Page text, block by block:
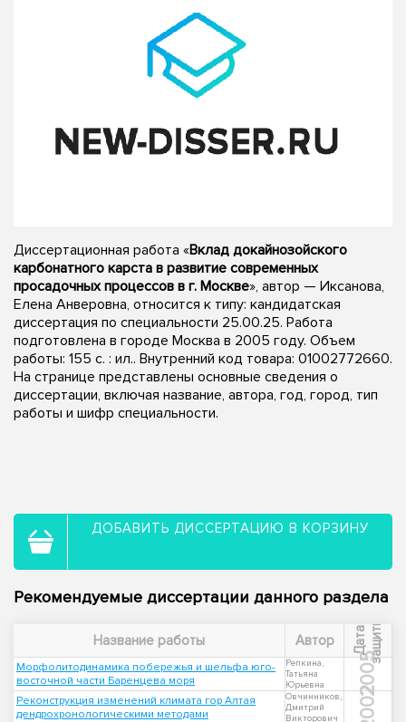
Диссертационная работа «Вклад докайнозойского
карбонатного карста в развитие современных
просадочных процессов в г. Москве», автор — Иксанова,
Елена Анверовна, относится к типу: кандидатская
диссертация по специальности 25.00.25. Работа
подготовлена в городе Москва в 2005 году. Объем
работы: 155 с. : ил.. Внутренний код товара: 01002772660.
На странице представлены основные сведения о
диссертации, включая название, автора, год, город, тип
работы и шифр специальности.
ДОБАВИТЬ ДИССЕРТАЦИЮ В КОРЗИНУ
Рекомендуемые диссертации данного раздела
Название работы Автор Д
а
т
а
з
а
щ
и
ты
Морфолитодинамика побережья и шельфа юго-
восточной части Баренцева моря
Репкина,
Татьяна
Юрьевна
2005
Реконструкция изменений климата гор Алтая
дендрохронологическими методами
Овчинников,
Дмитрий
Викторович
2002